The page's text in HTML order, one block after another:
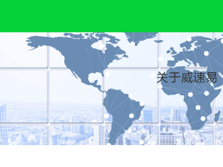
易
管
理
有
限
公